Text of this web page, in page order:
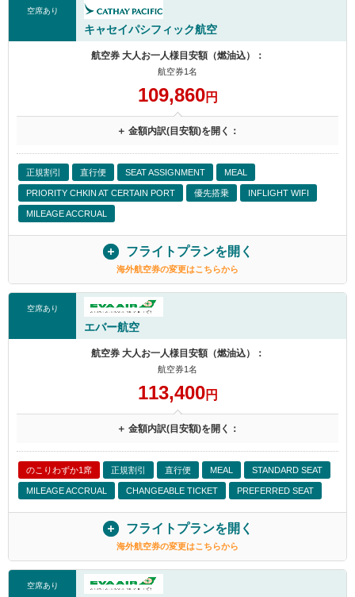
空席あり
キャセイパシフィック航空
航空券 大人お一人様目安額（燃油込）：
航空券1名
109,860円
＋ 金額内訳(目安額)を開く：
正規割引 直行便 SEAT ASSIGNMENT MEAL
PRIORITY CHKIN AT CERTAIN PORT 優先搭乗 INFLIGHT WIFI
MILEAGE ACCRUAL
フライトプランを開く
海外航空券の変更はこちらから
空席あり
エバー航空
航空券 大人お一人様目安額（燃油込）：
航空券1名
113,400円
＋ 金額内訳(目安額)を開く：
のこりわずか1席 正規割引 直行便 MEAL STANDARD SEAT
MILEAGE ACCRUAL CHANGEABLE TICKET PREFERRED SEAT
フライトプランを開く
海外航空券の変更はこちらから
空席あり